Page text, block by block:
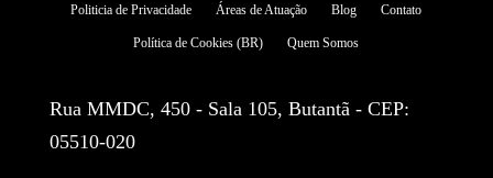
Politicia de Privacidade Áreas de Atuação Blog Contato
Política de Cookies (BR) Quem Somos
Rua MMDC, 450 - Sala 105, Butantã - CEP:
05510-020